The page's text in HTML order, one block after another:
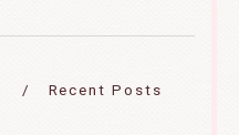
Recent Posts